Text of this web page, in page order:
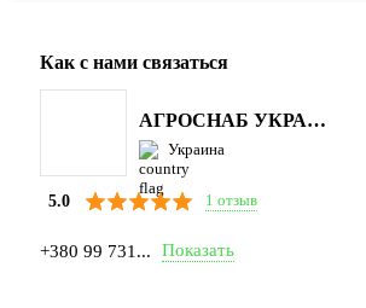
Как с нами связаться
АГРОСНАБ УКРАЇНА
Украина
5.0 1 отзыв
+380 99 731... Показать